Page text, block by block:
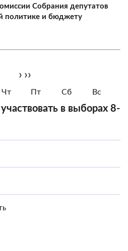
Собрания депутатов
политике и бюджету
› ››
Чт Пт Сб Вс
в выборах 8-